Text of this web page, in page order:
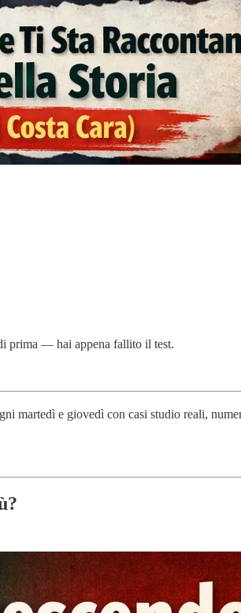
prima — hai appena fallito il test.
martedì e giovedì con casi studio reali,